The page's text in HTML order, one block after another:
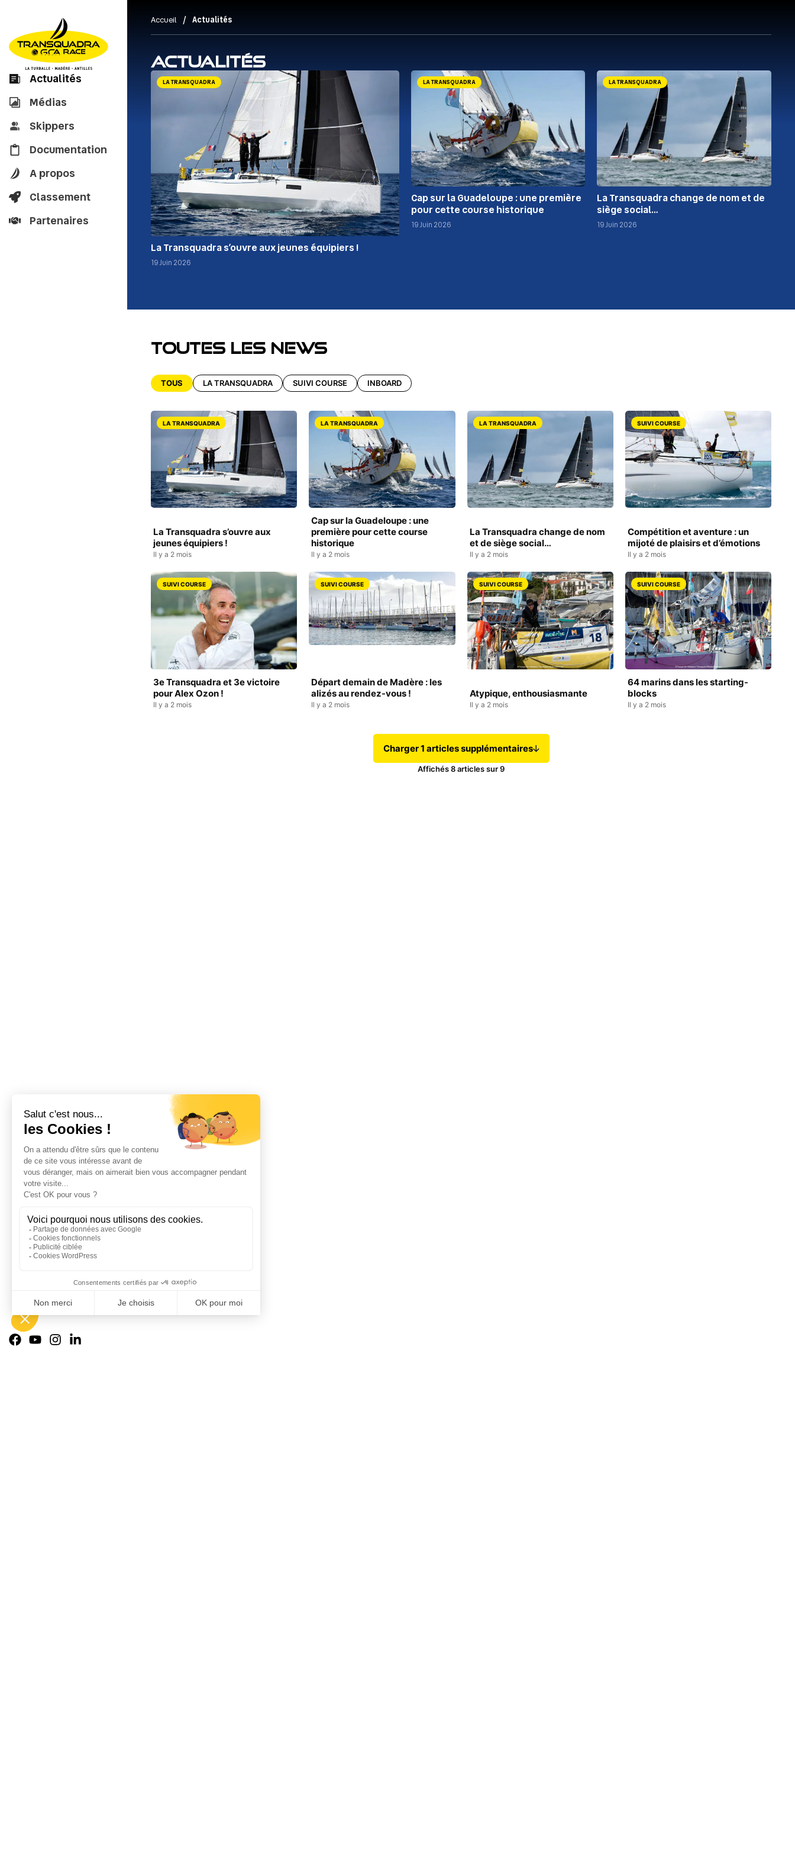
Actualités
Médias
Skippers
Documentation
A propos
Classement
Partenaires
Accueil / Actualités
Actualités
LA TRANSQUADRA
La Transquadra s’ouvre aux jeunes équipiers !
19 Juin 2026
LA TRANSQUADRA
Cap sur la Guadeloupe : une première
pour cette course historique
19 Juin 2026
LA TRANSQUADRA
La Transquadra change de nom et de
siège social…
19 Juin 2026
Toutes les news
TOUS LA TRANSQUADRA SUIVI COURSE INBOARD
LA TRANSQUADRA
La Transquadra s’ouvre aux
jeunes équipiers !
Il y a 2 mois
LA TRANSQUADRA
Cap sur la Guadeloupe : une
première pour cette course
historique
Il y a 2 mois
LA TRANSQUADRA
La Transquadra change de nom
et de siège social…
Il y a 2 mois
SUIVI COURSE
Compétition et aventure : un
mijoté de plaisirs et d’émotions
Il y a 2 mois
SUIVI COURSE
3e Transquadra et 3e victoire
pour Alex Ozon !
Il y a 2 mois
SUIVI COURSE
Départ demain de Madère : les
alizés au rendez-vous !
Il y a 2 mois
SUIVI COURSE
Atypique, enthousiasmante
Il y a 2 mois
SUIVI COURSE
64 marins dans les starting-
blocks
Il y a 2 mois
Charger 1 articles supplémentaires
Affichés8articles sur9